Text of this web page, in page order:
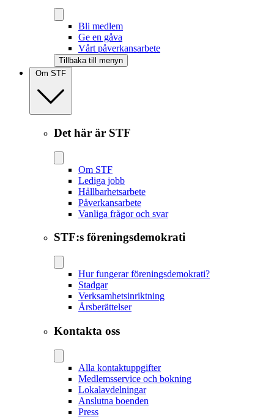
Bli medlem
Ge en gåva
Vårt påverkansarbete
Tillbaka till menyn
Om STF
Det här är STF
Om STF
Lediga jobb
Hållbarhetsarbete
Påverkansarbete
Vanliga frågor och svar
STF:s föreningsdemokrati
Hur fungerar föreningsdemokrati?
Stadgar
Verksamhetsinriktning
Årsberättelser
Kontakta oss
Alla kontaktuppgifter
Medlemsservice och bokning
Lokalavdelningar
Anslutna boenden
Press